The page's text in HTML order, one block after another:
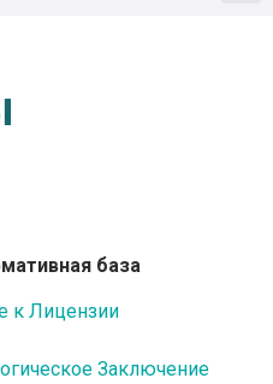
база
к Лицензии
Заключение